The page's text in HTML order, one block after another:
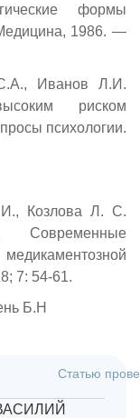
формы
1986. —
Иванов Л.И.
риском
психологии.
Козлова Л. С.
Современные
7: 54-61.
Б.Н
Статью